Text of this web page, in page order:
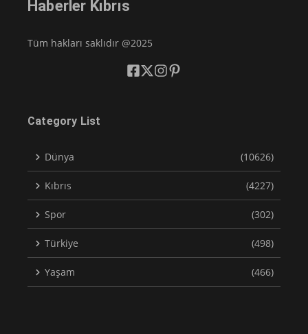
Haberler Kıbrıs
Tüm hakları saklıdır @2025
Category List
Dünya (10626)
Kıbrıs (4227)
Spor (302)
Türkiye (498)
Yaşam (466)